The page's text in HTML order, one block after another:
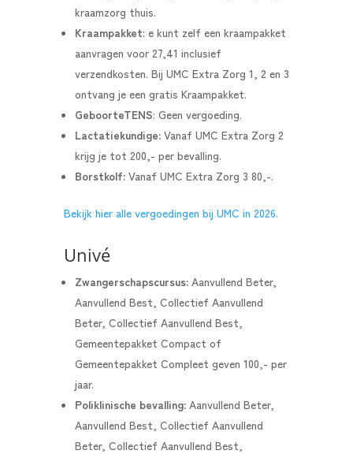
kraamzorg thuis.
Kraampakket: e kunt zelf een kraampakket
aanvragen voor 27,41 inclusief
verzendkosten. Bij UMC Extra Zorg 1, 2 en 3
ontvang je een gratis Kraampakket.
GeboorteTENS: Geen vergoeding.
Lactatiekundige:Vanaf UMC Extra Zorg 2
krijg je tot 200,- per bevalling.
Borstkolf:Vanaf UMC Extra Zorg 3 80,-.
Bekijk hier alle vergoedingen bij UMC in 2026.
Univé
Zwangerschapscursus: Aanvullend Beter,
Aanvullend Best, Collectief Aanvullend
Beter, Collectief Aanvullend Best,
Gemeentepakket Compact of
Gemeentepakket Compleet geven 100,- per
jaar.
Poliklinische bevalling: Aanvullend Beter,
Aanvullend Best, Collectief Aanvullend
Beter, Collectief Aanvullend Best,